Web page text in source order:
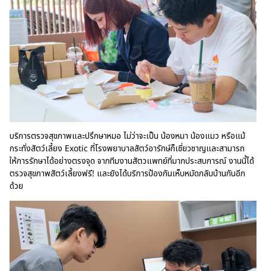
บริการตรวจสุขภาพและปรึกษาหมอ ไม่ว่าจะเป็น น้องหมา น้องแมว หรือแม้
กระทั่งสัตว์เลี้ยง Exotic ที่โรงพยาบาลสัตว์อารักษ์ก็เชี่ยวชาญและสามารถ
ให้การรักษาได้อย่างตรงจุด จากทีมงานสัตวแพทย์ที่มากประสบการณ์ งานนี้ได้
ตรวจสุขภาพสัตว์เลี้ยงฟรี! และยังได้บริการป้องกันเห็บหมัดกลับบ้านกันอีก
ด้วย